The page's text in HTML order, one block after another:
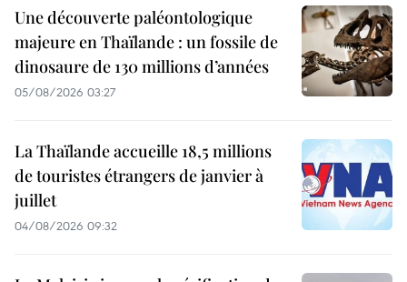
Une découverte paléontologique
majeure en Thaïlande : un fossile de
dinosaure de 130 millions d’années
05/08/2026 03:27
La Thaïlande accueille 18,5 millions
de touristes étrangers de janvier à
juillet
04/08/2026 09:32